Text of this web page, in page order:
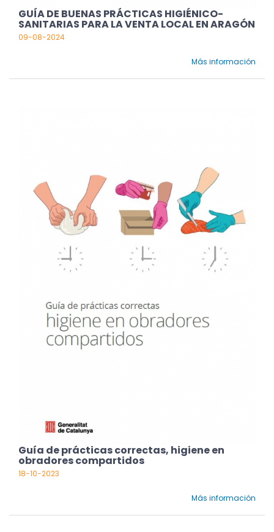
GUÍA DE BUENAS PRÁCTICAS HIGIÉNICO-
SANITARIAS PARA LA VENTA LOCAL EN ARAGÓN
09-08-2024
Más información
Guía de prácticas correctas, higiene en
obradores compartidos
18-10-2023
Más información